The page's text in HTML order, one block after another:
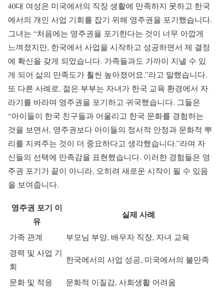
40대 여성은 미국에서의 직장 생활에 만족하지 못하고 한국
에서의 개인 사업 기회를 잡기 위해 영주권을 포기했습니다.
그녀는 “처음에는 영주권을 포기한다는 것이 너무 아깝게
느껴졌지만, 한국에서 사업을 시작하고 성공하면서 제 결정
에 확신을 갖게 되었습니다. 가족들과도 가까이 지낼 수 있
게 되어 삶의 만족도가 훨씬 높아졌어요.”라고 말했습니다.
또 다른 사례로, 젊은 부부는 자녀가 한국 교육 환경에서 자
라기를 바라며 영주권을 포기하고 귀국했습니다. 그들은
“아이들이 한국 친구들과 어울리고 한국 문화를 경험하는
것을 보면서, 영주권보다 아이들의 정서적 안정과 문화적 뿌
리를 지켜주는 것이 더 중요하다고 생각했습니다.”라며 자
신들의 선택에 만족감을 표현했습니다. 이러한 경험들은 영
주권 포기가 끝이 아니라, 오히려 새로운 시작이 될 수 있음
을 보여줍니다.
영주권 포기 이
유
실제 사례
가족 관계
부모님 부양, 배우자 직장, 자녀 교육
경력 및 사업 기
회
한국에서의 사업 성공, 미국에서의 불만족
문화 및 적응 문화적 이질감, 사회생활 어려움